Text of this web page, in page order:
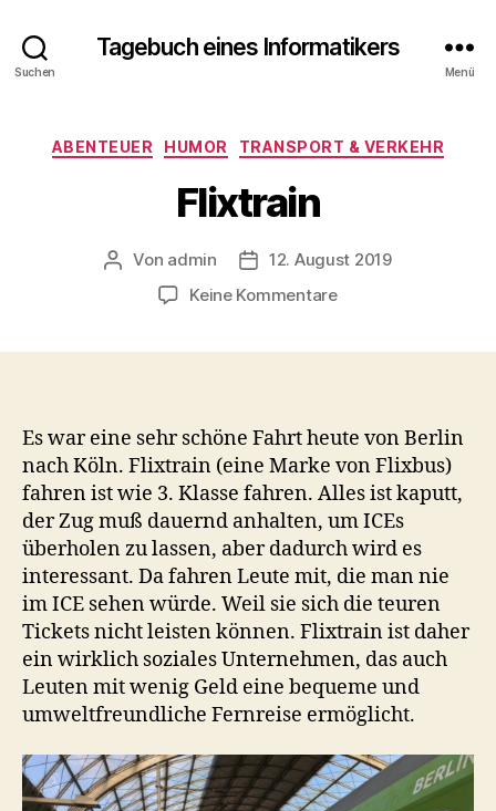
Suchen
Tagebuch eines Informatikers
Menü
Kategorien
ABENTEUER HUMOR TRANSPORT & VERKEHR
Flixtrain
Beitragsautor
Von admin Beitragsdatum
12. August 2019
Keine Kommentarezu
Es war eine sehr schöne Fahrt heute von Berlin
nach Köln. Flixtrain (eine Marke von Flixbus)
fahren ist wie 3. Klasse fahren. Alles ist kaputt,
der Zug muß dauernd anhalten, um ICEs
überholen zu lassen, aber dadurch wird es
interessant. Da fahren Leute mit, die man nie
im ICE sehen würde. Weil sie sich die teuren
Tickets nicht leisten können. Flixtrain ist daher
ein wirklich soziales Unternehmen, das auch
Leuten mit wenig Geld eine bequeme und
umweltfreundliche Fernreise ermöglicht.